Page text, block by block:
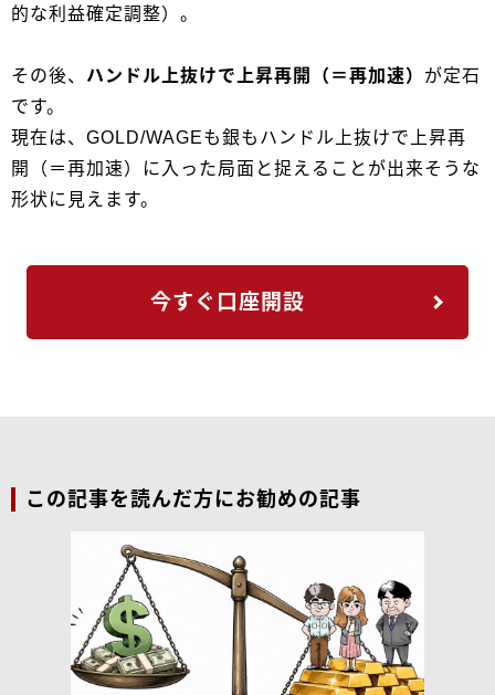
的な利益確定調整）。
その後、 ハンドル上抜けで上昇再開（＝再加速） が定石
です。
現在は、GOLD/WAGEも銀もハンドル上抜けで上昇再
開（＝再加速）に入った局面と捉えることが出来そうな
形状に見えます。
今すぐ口座開設
この記事を読んだ方にお勧めの記事